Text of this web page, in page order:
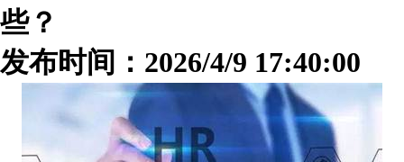
些？
发布时间：2026/4/9 17:40:00